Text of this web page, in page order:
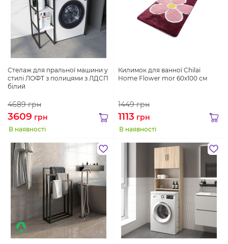
Стелаж для пральної машини у
стилі ЛОФТ з полицями з ЛДСП
білий
4689грн
3609 грн
В наявності
Килимок для ванної Chilai
Home Flower mor 60х100 см
1449грн
1113 грн
В наявності